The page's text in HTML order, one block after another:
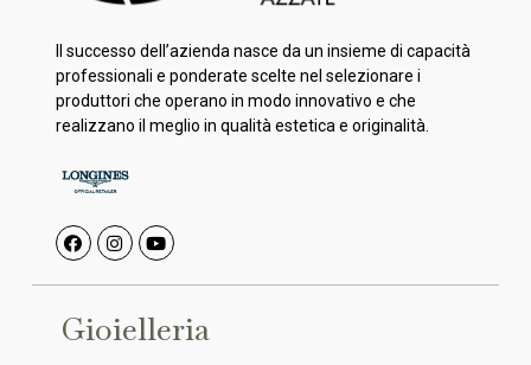
Il successo dell’azienda nasce da un insieme di capacità
professionali e ponderate scelte nel selezionare i
produttori che operano in modo innovativo e che
realizzano il meglio in qualità estetica e originalità.
Gioielleria